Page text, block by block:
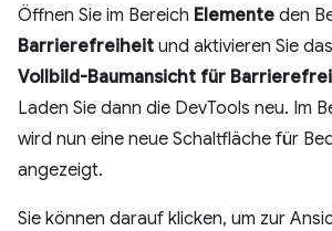
Öffnen Sie im Bereich Elemente den
Barrierefreiheit und aktivieren Sie
Vollbild-Baumansicht für
Laden Sie dann die DevTools neu. Im
wird nun eine neue Schaltfläche für
angezeigt.
Sie können darauf klicken, um zur